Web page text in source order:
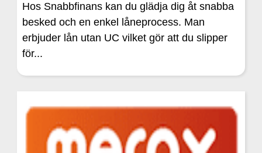
Hos Snabbfinans kan du glädja dig åt snabba
besked och en enkel låneprocess. Man
erbjuder lån utan UC vilket gör att du slipper
för...